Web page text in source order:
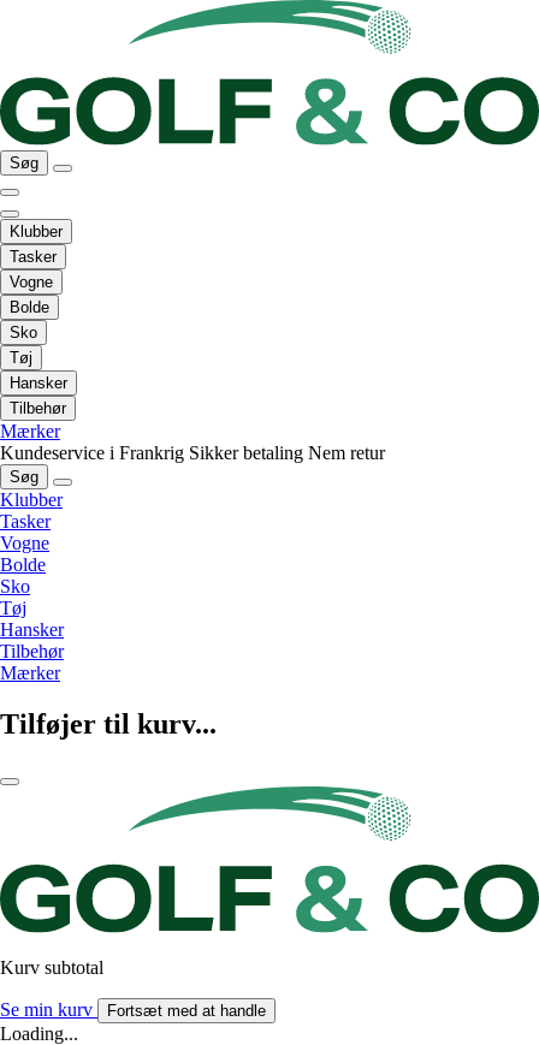
Søg
Klubber
Tasker
Vogne
Bolde
Sko
Tøj
Hansker
Tilbehør
Mærker
Kundeservice i Frankrig Sikker betaling Nem retur
Søg
Klubber
Tasker
Vogne
Bolde
Sko
Tøj
Hansker
Tilbehør
Mærker
Tilføjer til kurv...
Kurv subtotal
Se min kurv Fortsæt med at handle
Loading...